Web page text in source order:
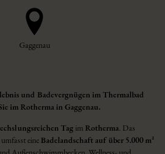
Gaggenau
und Badevergnügen im Thermalbad
im Rotherma in Gaggenau.
Tag im Rotherma. Das
umfasst eine Badelandschaft auf über 5.000 m²